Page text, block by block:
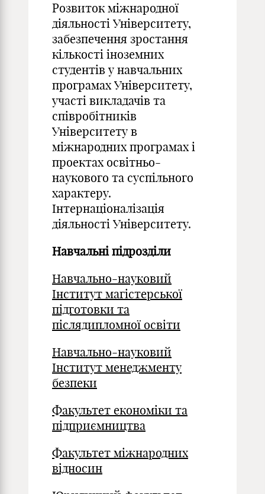
Розвиток міжнародної
діяльності Університету,
забезпечення зростання
кількості іноземних
студентів у навчальних
програмах Університету,
участі викладачів та
співробітників
Університету в
міжнародних програмах і
проектах освітньо-
наукового та суспільного
характеру.
Інтернаціоналізація
діяльності Університету.
Навчальні підрозділи
Навчально-науковий
Інститут магістерської
підготовки та
післядипломної освіти
Навчально-науковий
Інститут менеджменту
безпеки
Факультет економіки та
підприємництва
Факультет міжнародних
відносин